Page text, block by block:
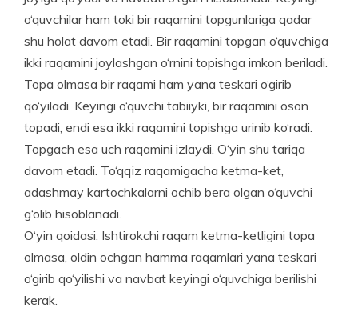
o‘quvchilar ham toki bir raqamini topgunlariga qadar
shu holat davom etadi. Bir raqamini topgan o‘quvchiga
ikki raqamini joylashgan o‘rnini topishga imkon beriladi.
Topa olmasa bir raqami ham yana teskari o‘girib
qo‘yiladi. Keyingi o‘quvchi tabiiyki, bir raqamini oson
topadi, endi esa ikki raqamini topishga urinib ko‘radi.
Topgach esa uch raqamini izlaydi. O‘yin shu tariqa
davom etadi. To‘qqiz raqamigacha ketma-ket,
adashmay kartochkalarni ochib bera olgan o‘quvchi
g‘olib hisoblanadi.
O‘yin qoidasi: Ishtirokchi raqam ketma-ketligini topa
olmasa, oldin ochgan hamma raqamlari yana teskari
o‘girib qo‘yilishi va navbat keyingi o‘quvchiga berilishi
kerak.